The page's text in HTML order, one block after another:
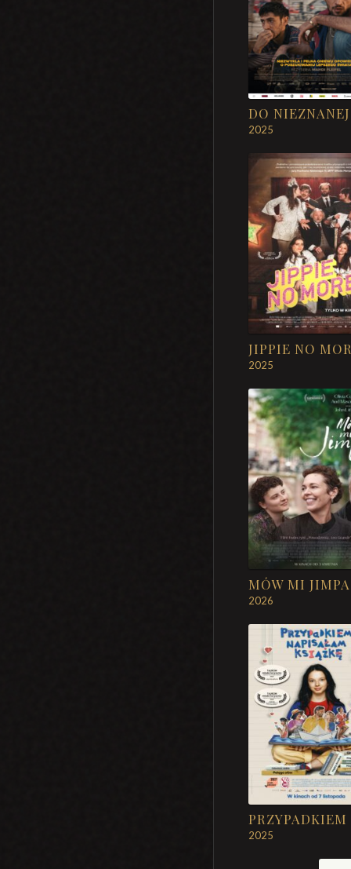
2025
JIPPIE NO
2025
MÓW MI JIMPA
2026
2025